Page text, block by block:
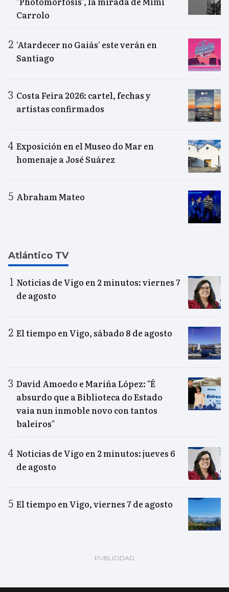
Carrolo
‘Atardecer no Gaiás’ este verán en
Santiago
Costa Feira 2026: cartel, fechas y
artistas confirmados
Exposición en el Museo do Mar en
homenaje a José Suárez
Abraham Mateo
Atlántico TV
Noticias de Vigo en 2 minutos: viernes 7
de agosto
El tiempo en Vigo, sábado 8 de agosto
David Amoedo e Mariña López: "É
absurdo que a Biblioteca do Estado
vaia nun inmoble novo con tantos
baleiros"
Noticias de Vigo en 2 minutos: jueves 6
de agosto
El tiempo en Vigo, viernes 7 de agosto